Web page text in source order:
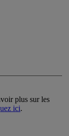
plus sur les
ici.